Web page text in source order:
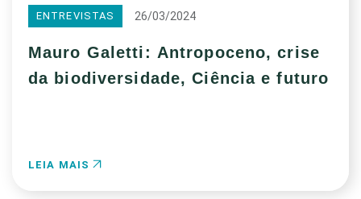
ENTREVISTAS 26/03/2024
Mauro Galetti: Antropoceno, crise
da biodiversidade, Ciência e futuro
LEIA MAIS